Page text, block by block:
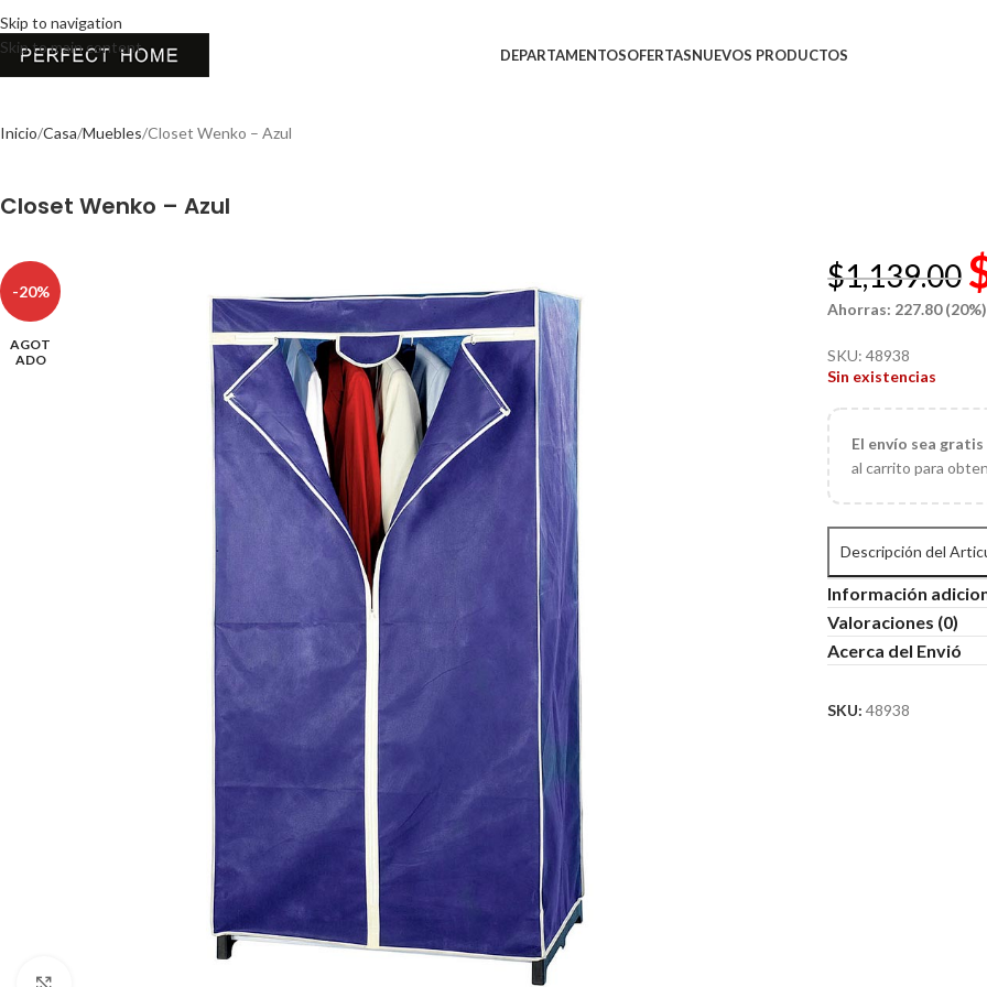
Skip to navigation
Skip to main content
DEPARTAMENTOSOFERTASNUEVOS PRODUCTOS
Inicio Casa Muebles Closet Wenko – Azul
Closet Wenko – Azul
-20%
AGOT
ADO
$1,139.00
Ahorras: 227.80 (20%)
SKU:48938
Sin existencias
El envío sea
al carrito para
Descripción del
Información
Valoraciones (0)
Acerca del Envió
SKU:48938